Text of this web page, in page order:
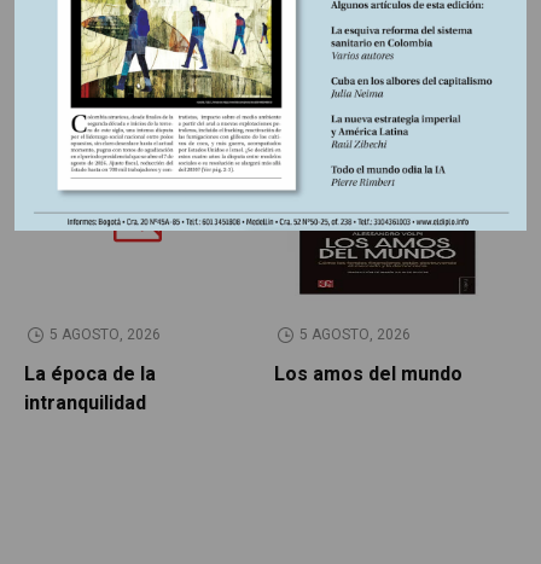
Otros Artículos
LIBROS RESEÑADOS
5 AGOSTO, 2026
La época de la
intranquilidad
SIN CATEGORÍA
5 AGOSTO, 2026
Los amos del mundo